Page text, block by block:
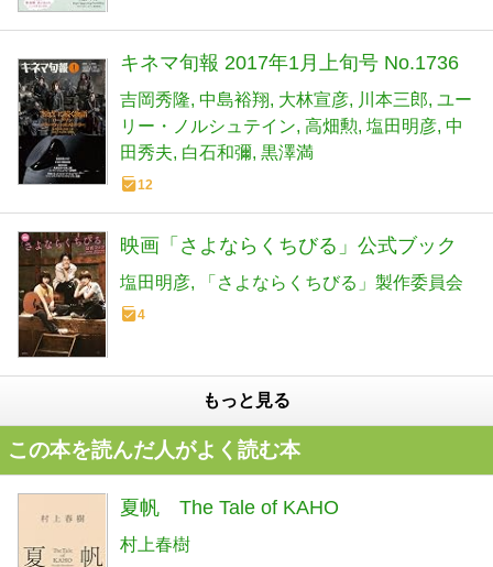
キネマ旬報 2017年1月上旬号 No.1736
吉岡秀隆 中島裕翔 大林宣彦 川本三郎 ユー
リー・ノルシュテイン 高畑勲 塩田明彦 中
田秀夫 白石和彌 黒澤満
12
映画「さよならくちびる」公式ブック
塩田明彦 「さよならくちびる」製作委員会
4
もっと見る
この本を読んだ人がよく読む本
夏帆 The Tale of KAHO
村上春樹